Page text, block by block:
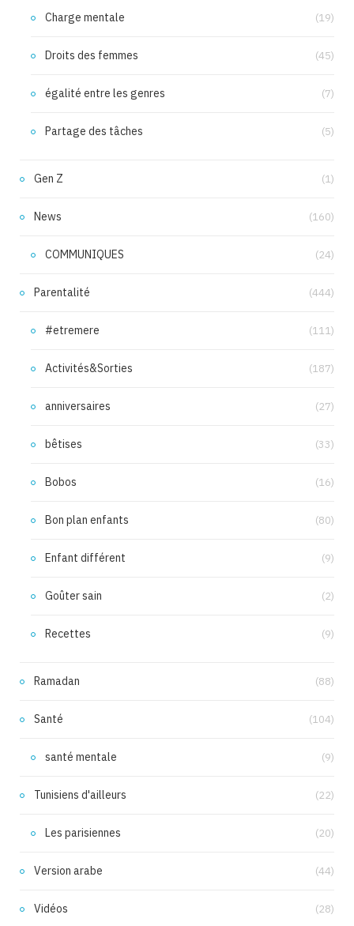
Charge mentale (19)
Droits des femmes (45)
égalité entre les genres (7)
Partage des tâches (5)
Gen Z (1)
News (160)
COMMUNIQUES (24)
Parentalité (444)
#etremere (111)
Activités&Sorties (187)
anniversaires (27)
bêtises (33)
Bobos (16)
Bon plan enfants (80)
Enfant différent (9)
Goûter sain (2)
Recettes (9)
Ramadan (88)
Santé (104)
santé mentale (9)
Tunisiens d'ailleurs (22)
Les parisiennes (20)
Version arabe (44)
Vidéos (28)